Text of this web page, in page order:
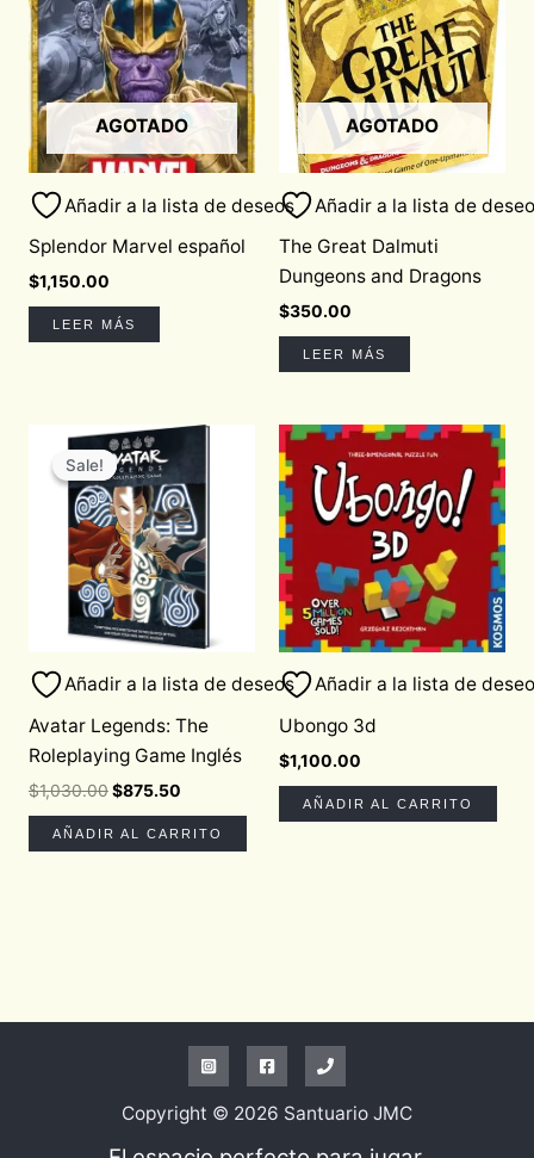
AGOTADO
Añadir a la lista de deseos
Splendor Marvel español
$1,150.00
LEER MÁS
AGOTADO
Añadir a la lista de
The Great Dalmuti
Dungeons and Dragons
$350.00
LEER MÁS
Sale!
Sale!
Añadir a la lista de deseos
Avatar Legends: The
Roleplaying Game Inglés
$1,030.00
Original
price
was:
$1,030.00.
$875.50
Current
price
$875.50.
AÑADIR AL CARRITO
Añadir a la lista de
Ubongo 3d
$1,100.00
AÑADIR AL CARRITO
Copyright © 2026 Santuario JMC